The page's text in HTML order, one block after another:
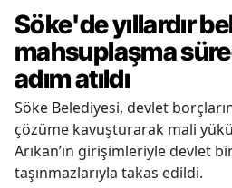
Söke'de yıllardır
mahsuplaşma
adım atıldı
Söke Belediyesi, devlet
çözüme kavuşturarak mali
Arıkan’ın girişimleriyle devlet
taşınmazlarıyla takas edildi.